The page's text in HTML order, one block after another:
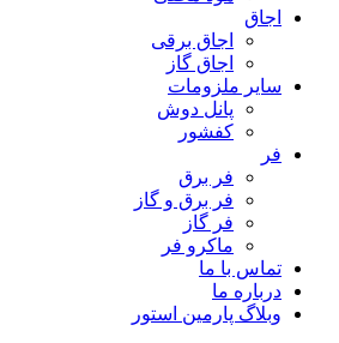
اجاق
اجاق برقى
اجاق گاز
سایر ملزومات
پانل دوش
کفشور
فر
فر برق
فر برق و گاز
فر گاز
ماكرو فر
تماس با ما
درباره ما
وبلاگ پارمین استور